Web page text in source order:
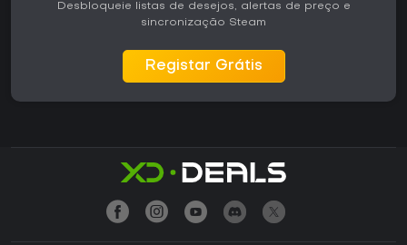
Desbloqueie listas de desejos, alertas de preço e
sincronização Steam
Registar Grátis